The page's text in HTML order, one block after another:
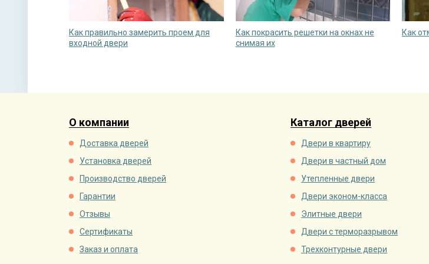
Как правильно замерить проем для
входной двери
Как покрасить решетки на окнах не
снимая их
Как
О компании
Доставка дверей
Установка дверей
Производство дверей
Гарантии
Отзывы
Сертификаты
Заказ и оплата
Каталог дверей
Двери в квартиру
Двери в частный дом
Утепленные двери
Двери эконом-класса
Элитные двери
Двери с терморазрывом
Трехконтурные двери